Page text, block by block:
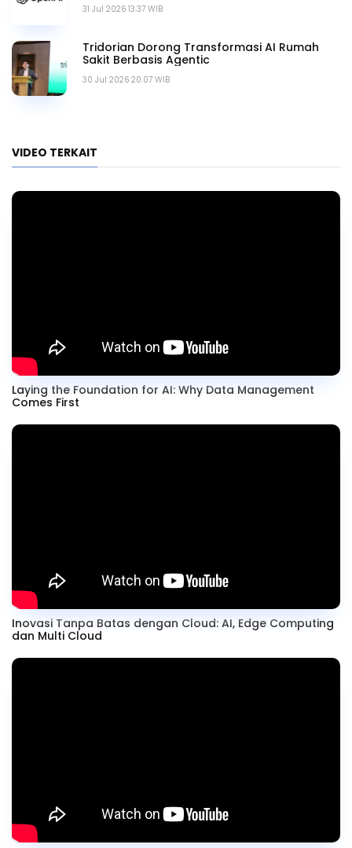
31 Jul 2026 13.37 WIB
30 Jul 2026 20.07 WIB
Tridorian Dorong Transformasi AI Rumah
Sakit Berbasis Agentic
VIDEO TERKAIT
Laying the Foundation for AI: Why Data Management
Comes First
Inovasi Tanpa Batas dengan Cloud: AI, Edge Computing
dan Multi Cloud